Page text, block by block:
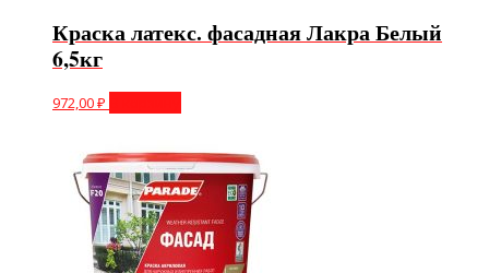
Краска латекс. фасадная Лакра Белый
6,5кг
972,00₽